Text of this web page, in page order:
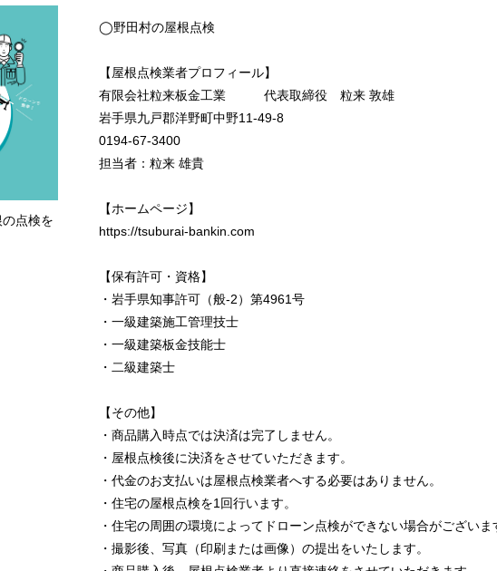
◯野田村の屋根点検
【屋根点検業者プロフィール】
有限会社粒来板金工業 代表取締役 粒来 敦雄
岩手県九戸郡洋野町中野11-49-8
0194-67-3400
担当者：粒来 雄貴
【ホームページ】
https://tsuburai-bankin.com
【保有許可・資格】
・岩手県知事許可（般-2）第4961号
・一級建築施工管理技士
・一級建築板金技能士
・二級建築士
【その他】
・商品購入時点では決済は完了しません。
・屋根点検後に決済をさせていただきます。
・代金のお支払いは屋根点検業者へする必要はありません。
・住宅の屋根点検を1回行います。
・住宅の周囲の環境によってドローン点検ができない場合がございま
・撮影後、写真（印刷または画像）の提出をいたします。
点検を